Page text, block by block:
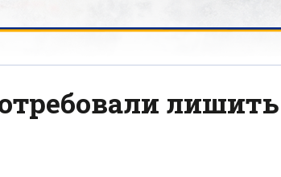
лишить